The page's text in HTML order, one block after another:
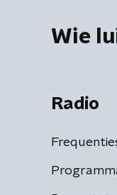
Wie
Radio